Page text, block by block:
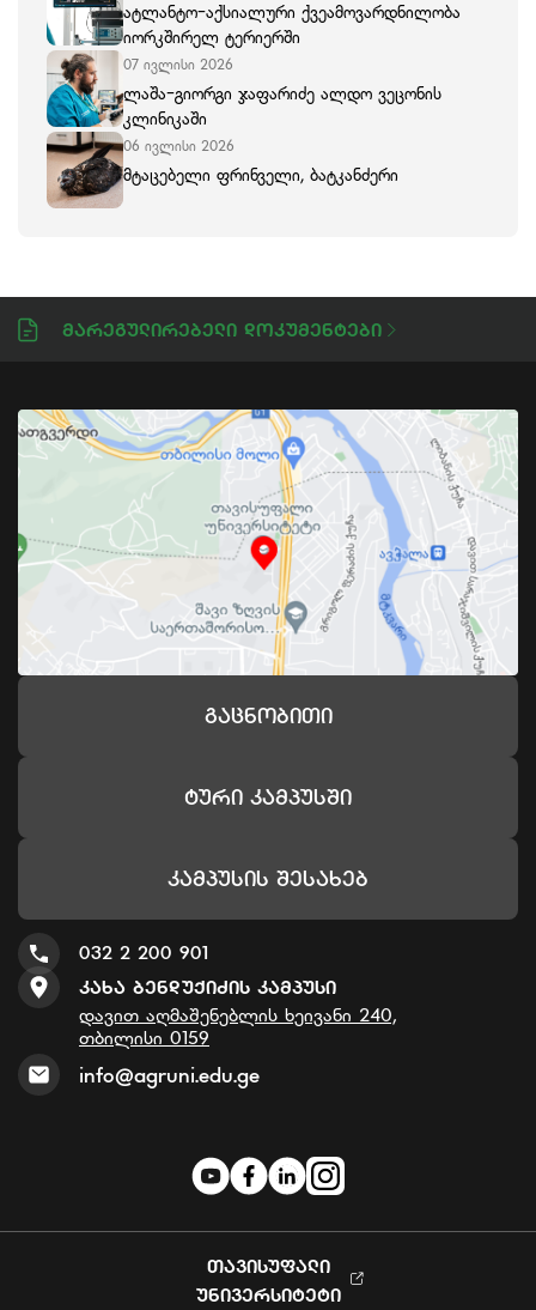
ატლანტო-აქსიალური ქვეამოვარდნილობა
იორკშირელ ტერიერში
07 ივლისი 2026
ლაშა-გიორგი ჯაფარიძე ალდო ვეცონის
კლინიკაში
06 ივლისი 2026
მტაცებელი ფრინველი, ბატკანძერი
Მარეგულირებელი Დოკუმენტები
Გაცნობითი
Ტური Კამპუსში
Კამპუსის Შესახებ
032 2 200 901
Კახა Ბენდუქიძის Კამპუსი
დავით აღმაშენებლის ხეივანი 240,
თბილისი 0159
info@agruni.edu.ge
ᲗᲐᲕᲘᲡᲣᲤᲐᲚᲘ
ᲣᲜᲘᲕᲔᲠᲡᲘᲢᲔᲢᲘ